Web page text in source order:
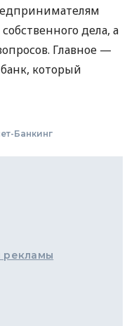
дела, а
Главное —
который
Банкинг
рекламы